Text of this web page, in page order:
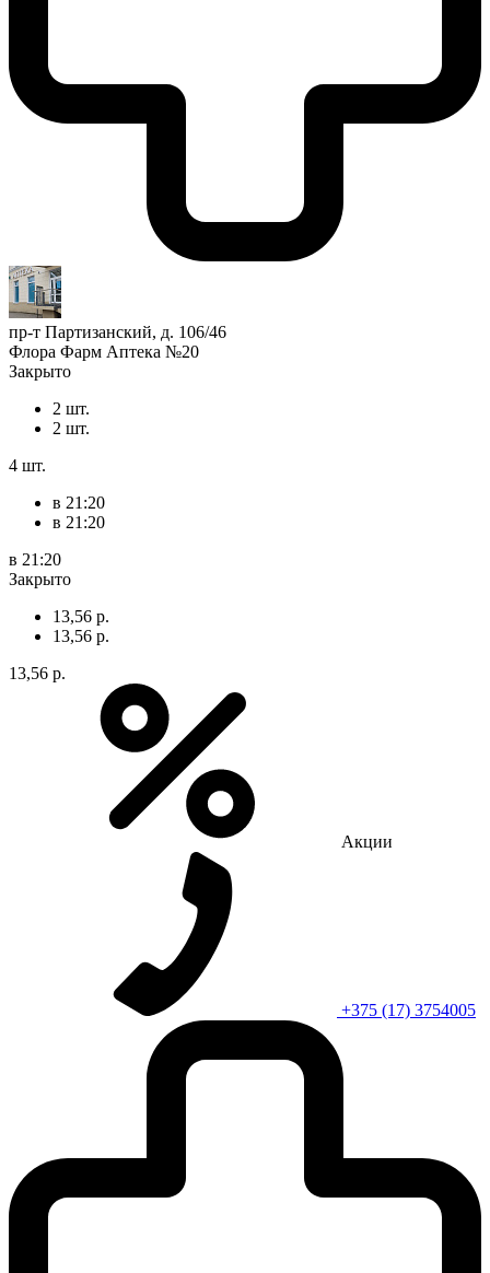
пр-т Партизанский, д. 106/46
Флора Фарм Аптека №20
Закрыто
2 шт.
2 шт.
4 шт.
в 21:20
в 21:20
в 21:20
Закрыто
13,56 р.
13,56 р.
13,56 р.
Акции
+375 (17) 3754005